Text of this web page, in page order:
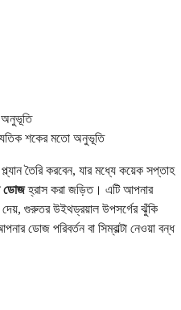
অনুভূতি
শকের মতো অনুভূতি
তৈরি করবেন, যার মধ্যে কয়েক সপ্তাহ
ডোজহ্রাস করা জড়িত। এটি আপনার
দেয়, গুরুতর উইথড্রয়াল উপসর্গের ঝুঁকি
ডোজ পরিবর্তন বা সিম্বাল্টা নেওয়া বন্ধ